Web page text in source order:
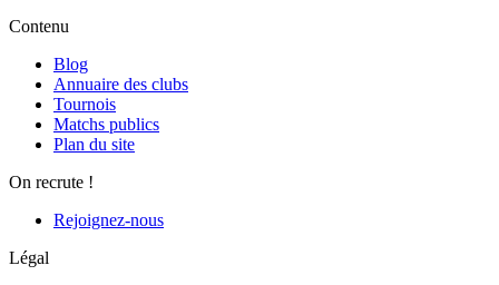
Contenu
Blog
Annuaire des clubs
Tournois
Matchs publics
Plan du site
On recrute !
Rejoignez-nous
Légal